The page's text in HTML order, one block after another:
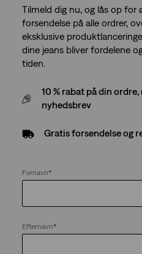
Tilmeld dig nu, og lås op for
forsendelse på alle ordrer,
eksklusive
dine jeans bliver fordelene
tiden.
10 % rabat på din
nyhedsbrev
Gratis forsendelse og
Fornavn*
Efternavn*